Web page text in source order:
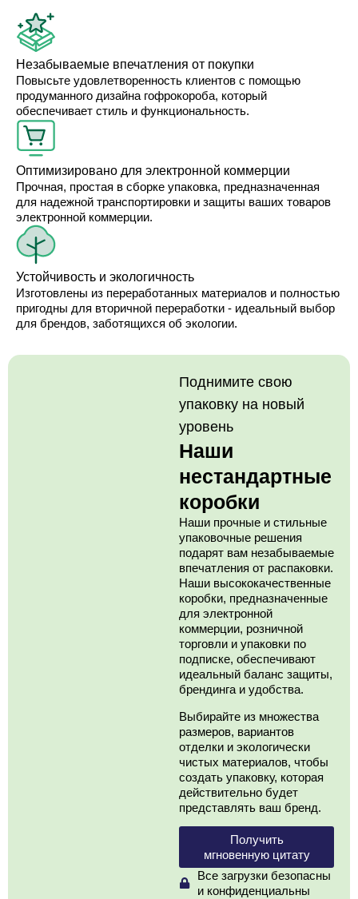
Незабываемые впечатления от покупки
Повысьте удовлетворенность клиентов с помощью
продуманного дизайна гофрокороба, который
обеспечивает стиль и функциональность.
Оптимизировано для электронной коммерции
Прочная, простая в сборке упаковка, предназначенная
для надежной транспортировки и защиты ваших товаров
электронной коммерции.
Устойчивость и экологичность
Изготовлены из переработанных материалов и полностью
пригодны для вторичной переработки - идеальный выбор
для брендов, заботящихся об экологии.
Поднимите свою
упаковку на новый
уровень
Наши
нестандартные
коробки
Наши прочные и стильные
упаковочные решения
подарят вам незабываемые
впечатления от распаковки.
Наши высококачественные
коробки, предназначенные
для электронной
коммерции, розничной
торговли и упаковки по
подписке, обеспечивают
идеальный баланс защиты,
брендинга и удобства.
Выбирайте из множества
размеров, вариантов
отделки и экологически
чистых материалов, чтобы
создать упаковку, которая
действительно будет
представлять ваш бренд.
Получить
мгновенную цитату
Все загрузки безопасны
и конфиденциальны